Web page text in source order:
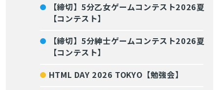
【締切】5分乙女ゲームコンテスト2026夏
【コンテスト】
【締切】5分紳士ゲームコンテスト2026夏
【コンテスト】
HTML DAY 2026 TOKYO【勉強会】